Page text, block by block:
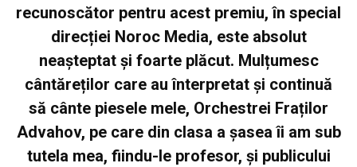
recunoscător pentru acest premiu, în special
direcției Noroc Media, este absolut
neașteptat și foarte plăcut. Mulțumesc
cântăreților care au înterpretat și continuă
să cânte piesele mele, Orchestrei Fraților
Advahov, pe care din clasa a șasea îi am sub
tutela mea, fiindu-le profesor, și publicului